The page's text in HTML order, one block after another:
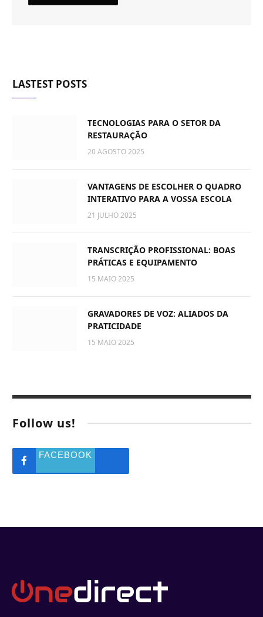
LASTEST POSTS
TECNOLOGIAS PARA O SETOR DA
RESTAURAÇÃO
20 AGOSTO 2025
VANTAGENS DE ESCOLHER O QUADRO
INTERATIVO PARA A VOSSA ESCOLA
21 JULHO 2025
TRANSCRIÇÃO PROFISSIONAL: BOAS
PRÁTICAS E EQUIPAMENTO
15 MAIO 2025
GRAVADORES DE VOZ: ALIADOS DA
PRATICIDADE
15 MAIO 2025
Follow us!
FACEBOOK